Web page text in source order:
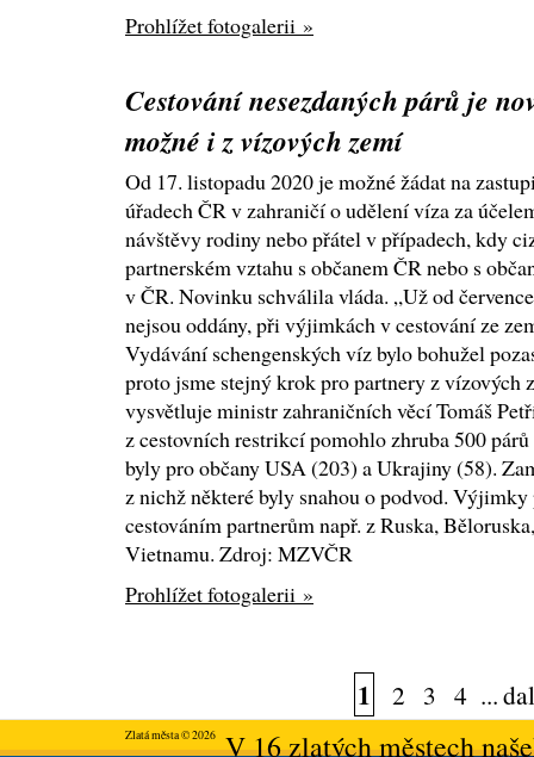
Prohlížet fotogalerii »
Cestování nesezdaných párů je
možné i z vízových zemí
Od 17. listopadu 2020 je možné žádat na
úřadech ČR v zahraničí o udělení víza za
návštěvy rodiny nebo přátel v případech, kdy
partnerském vztahu s občanem ČR nebo s
v ČR. Novinku schválila vláda. „Už od
nejsou oddány, při výjimkách v cestování ze
Vydávání schengenských víz bylo bohužel
proto jsme stejný krok pro partnery z vízových
vysvětluje ministr zahraničních věcí Tomáš
z cestovních restrikcí pomohlo zhruba 500
byly pro občany USA (203) a Ukrajiny (58).
z nichž některé byly snahou o podvod.
cestováním partnerům např. z Ruska,
Vietnamu. Zdroj: MZVČR
Prohlížet fotogalerii »
1 2 3 4 ...
Zlatá města © 2026V 16 zlatých městech